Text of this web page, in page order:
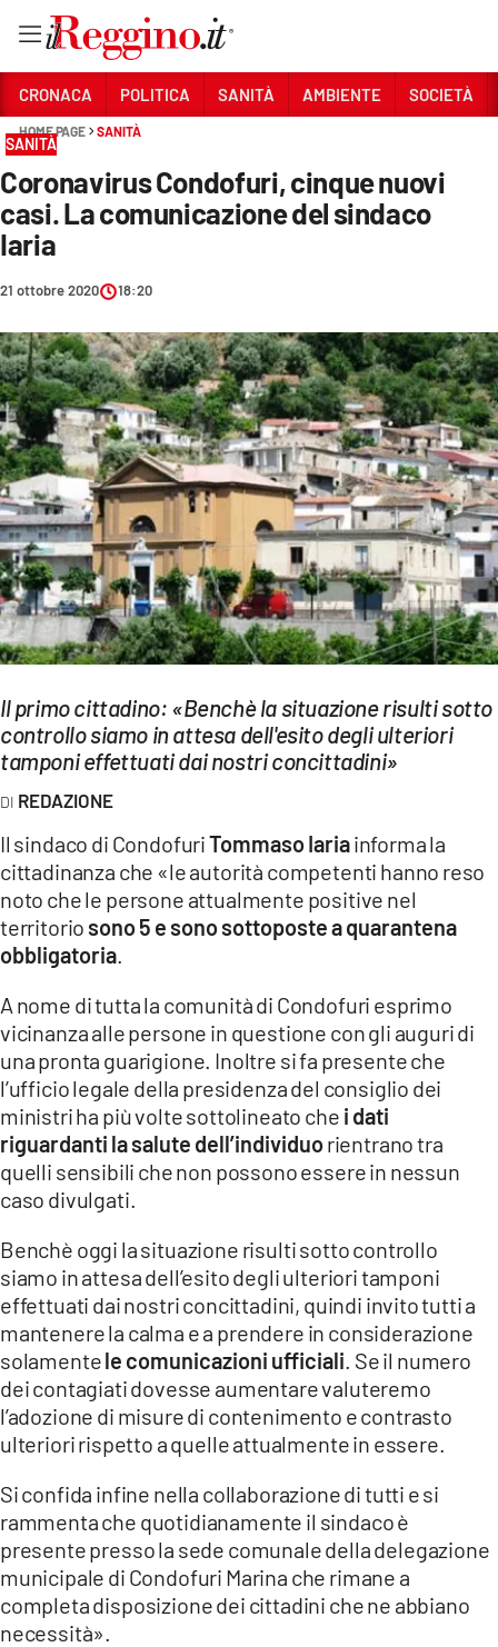
Sezioni
CRONACA
POLITICA
SANITÀ
AMBIENTE
SOCIETÀ
CULTURA
ECONOMIA E LAVORO
EVENTI
SPORT
Streaming
LAC NETWORK
LAC ONAIR
LaC
Network
LACPLAY.IT
LACTV.IT
LACITYMAG.IT
ILREGGINO.IT
COSENZACHANNEL.IT
ILVIBONESE.IT
LACAPITALENEWS.IT
App
ANDROID
APPLE
CRONACA POLITICA SANITÀ AMBIENTE SOCIETÀ
HOME PAGE SANITÀ
SANITÀ
Coronavirus Condofuri, cinque nuovi
casi. La comunicazione del sindaco
Iaria
21 ottobre 2020 18:20
Il primo cittadino: «Benchè la situazione risulti sotto
controllo siamo in attesa dell'esito degli ulteriori
tamponi effettuati dai nostri concittadini»
REDAZIONE
Il sindaco di CondofuriTommaso Iariainforma la
cittadinanza che «le autorità competenti hanno reso
noto che le persone attualmente positive nel
territorio sono 5 e sono sottoposte a quarantena
obbligatoria
A nome di tutta la comunità di Condofuri esprimo
vicinanza alle persone in questione con gli auguri di
una pronta guarigione. Inoltre si fa presente che
l’ufficio legale della presidenza del consiglio dei
ministri ha più volte sottolineato che i dati
riguardanti la salute dell’individuorientrano tra
quelli sensibili che non possono essere in nessun
caso divulgati.
Benchè oggi la situazione risulti sotto controllo
siamo in attesa dell’esito degli ulteriori tamponi
effettuati dai nostri concittadini, quindi invito tutti a
mantenere la calma e a prendere in considerazione
solamentele comunicazioni ufficiali . Se il numero
dei contagiati dovesse aumentare valuteremo
l’adozione di misure di contenimento e contrasto
ulteriori rispetto a quelle attualmente in essere.
Si confida infine nella collaborazione di tutti e si
rammenta che quotidianamente il sindaco è
presente presso la sede comunale della delegazione
municipale di Condofuri Marina che rimane a
completa disposizione dei cittadini che ne abbiano
necessità».